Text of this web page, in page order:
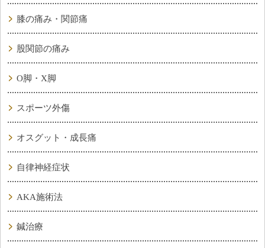
膝の痛み・関節痛
股関節の痛み
O脚・X脚
スポーツ外傷
オスグット・成長痛
自律神経症状
AKA施術法
鍼治療